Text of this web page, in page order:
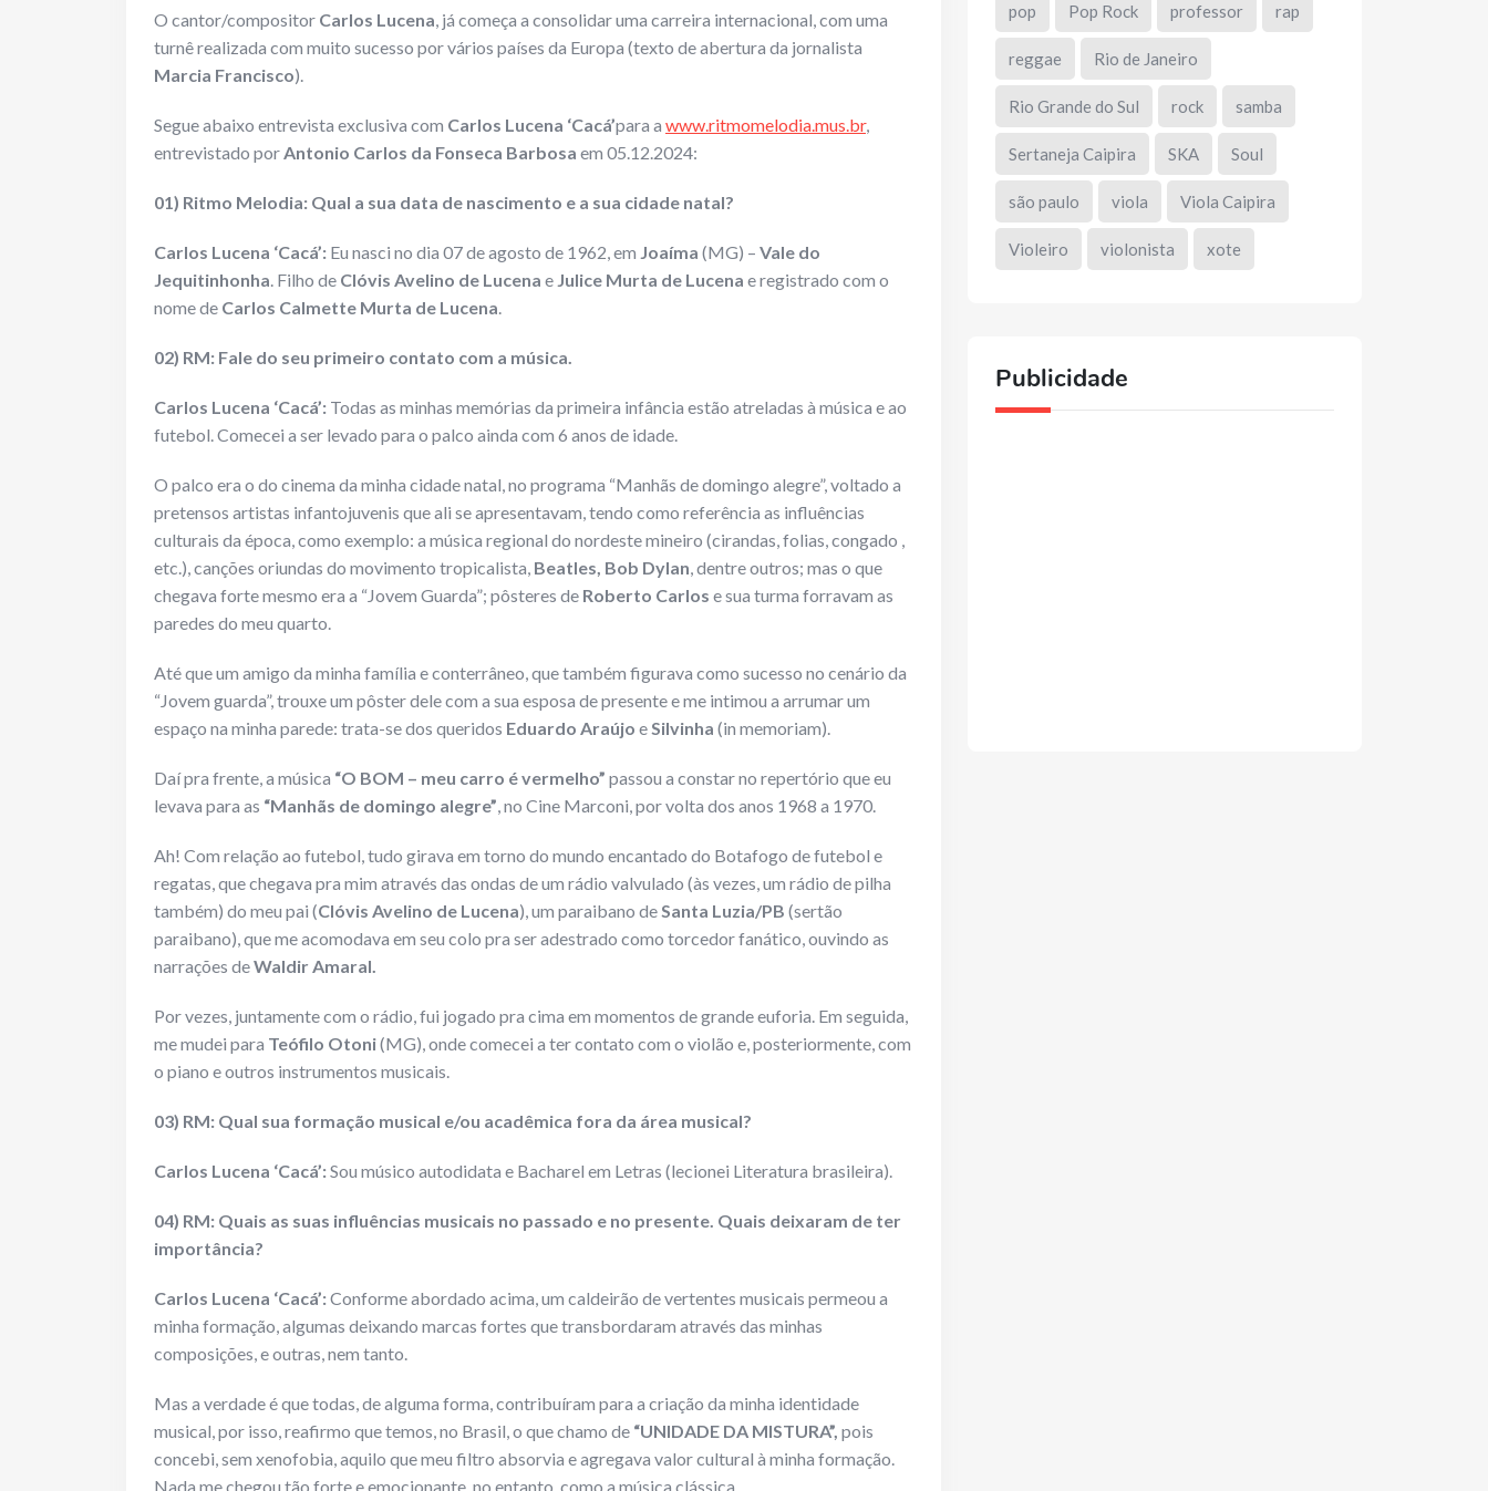
O cantor/compositor Carlos Lucena, já começa a consolidar uma carreira internacional, com uma
turnê realizada com muito sucesso por vários países da Europa (texto de abertura da jornalista
Marcia Francisco).
Segue abaixo entrevista exclusiva com Carlos Lucena ‘Cacá’para a www.ritmomelodia.mus.br,
entrevistado porAntonio Carlos da Fonseca Barbosa em 05.12.2024:
01) Ritmo Melodia: Qual a sua data de nascimento e a sua cidade natal?
Carlos Lucena ‘Cacá’: Eu nasci no dia 07 de agosto de 1962, em Joaíma (MG) – Vale do
Jequitinhonha. Filho de Clóvis Avelino de Lucena e Julice Murta de Lucena e registrado com o
nome de Carlos Calmette Murta de Lucena.
02) RM: Fale do seu primeiro contato com a música.
Carlos Lucena ‘Cacá’: Todas as minhas memórias da primeira infância estão atreladas à música e ao
futebol. Comecei a ser levado para o palco ainda com 6 anos de idade.
O palco era o do cinema da minha cidade natal, no programa “Manhãs de domingo alegre”, voltado a
pretensos artistas infantojuvenis que ali se apresentavam, tendo como referência as influências
culturais da época, como exemplo: a música regional do nordeste mineiro (cirandas, folias, congado ,
etc.), canções oriundas do movimento tropicalista, Beatles, Bob Dylan, dentre outros; mas o que
chegava forte mesmo era a “Jovem Guarda”; pôsteres de Roberto Carlos e sua turma forravam as
paredes do meu quarto.
Até que um amigo da minha família e conterrâneo, que também figurava como sucesso no cenário da
“Jovem guarda”, trouxe um pôster dele com a sua esposa de presente e me intimou a arrumar um
espaço na minha parede: trata-se dos queridos Eduardo Araújo eSilvinha (in memoriam).
Daí pra frente, a música “O BOM – meu carro é vermelho” passou a constar no repertório que eu
levava para as “Manhãs de domingo alegre”, no Cine Marconi, por volta dos anos 1968 a 1970.
Ah! Com relação ao futebol, tudo girava em torno do mundo encantado do Botafogo de futebol e
regatas, que chegava pra mim através das ondas de um rádio valvulado (às vezes, um rádio de pilha
também) do meu pai (Clóvis Avelino de Lucena), um paraibano deSanta Luzia/PB (sertão
paraibano), que me acomodava em seu colo pra ser adestrado como torcedor fanático, ouvindo as
narrações deWaldir Amaral.
Por vezes, juntamente com o rádio, fui jogado pra cima em momentos de grande euforia. Em seguida,
me mudei para Teófilo Otoni(MG), onde comecei a ter contato com o violão e, posteriormente, com
o piano e outros instrumentos musicais.
03) RM: Qual sua formação musical e/ou acadêmica fora da área musical?
Carlos Lucena ‘Cacá’:Sou músico autodidata e Bacharel em Letras (lecionei Literatura brasileira).
04) RM: Quais as suas influências musicais no passado e no presente. Quais deixaram de ter
importância?
Carlos Lucena ‘Cacá’:Conforme abordado acima, um caldeirão de vertentes musicais permeou a
minha formação, algumas deixando marcas fortes que transbordaram através das minhas
composições, e outras, nem tanto.
Mas a verdade é que todas, de alguma forma, contribuíram para a criação da minha identidade
musical, por isso, reafirmo que temos, no Brasil, o que chamo de “UNIDADE DA MISTURA”, pois
concebi, sem xenofobia, aquilo que meu filtro absorvia e agregava valor cultural à minha formação.
Nada me chegou tão forte e emocionante, no entanto, como a música clássica.
pop Pop Rock professor rap
reggae Rio de Janeiro
Rio Grande do Sul rock samba
Sertaneja Caipira SKA Soul
são paulo viola Viola Caipira
Violeiro violonista xote
Publicidade